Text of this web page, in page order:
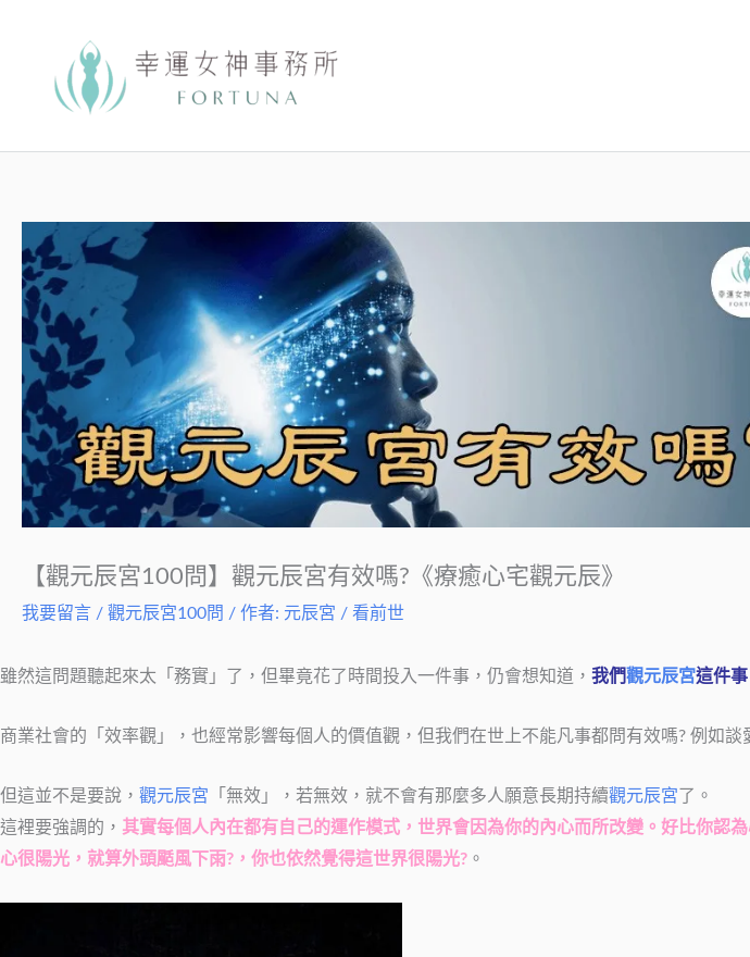
【觀元辰宮100問】觀元辰宮有效嗎?《療癒心宅觀元辰》
我要留言 / 觀元辰宮100問 / 作者: 元辰宮 / 看前世
雖然這問題聽起來太「務實」了，但畢竟花了時間投入一件事，仍會想知道， 我們觀元辰宮這件
商業社會的「效率觀」，也經常影響每個人的價值觀，但我們在世上不能凡事都問有效嗎? 例如
但這並不是要說， 觀元辰宮 「無效」，若無效，就不會有那麼多人願意長期持續觀元辰宮了。
這裡要強調的， 其實每個人內在都有自己的運作模式，世界會因為你的內心而所改變。好比你
心很陽光，就算外頭颳風下雨?，你也依然覺得這世界很陽光? 。